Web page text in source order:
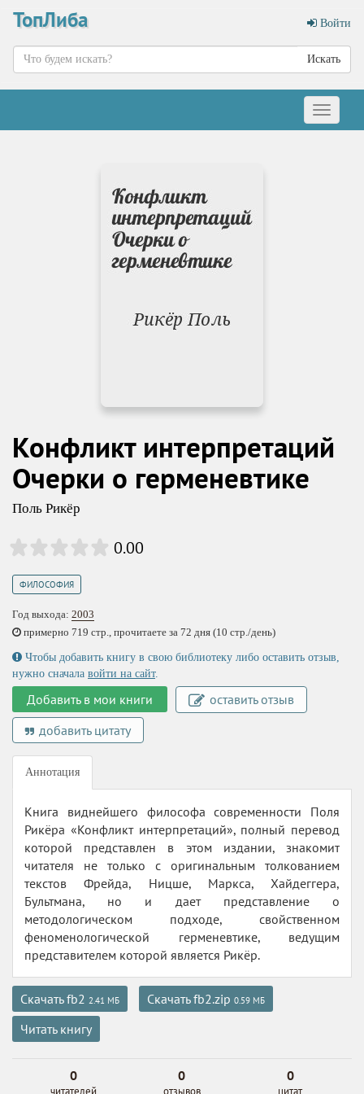
ТопЛиба Войти
Искать
Меню
Конфликт интерпретаций
Очерки о герменевтике
Поль Рикёр
0.00
ФИЛОСОФИЯ
Год выхода: 2003
примерно 719 стр., прочитаете за 72 дня (10 стр./день)
Чтобы добавить книгу в свою библиотеку либо оставить отзыв,
нужно сначала войти на сайт.
Добавить в мои книги
оставить отзыв
добавить цитату
Аннотация
Книга виднейшего философа современности Поля
Рикёра «Конфликт интерпретаций», полный перевод
которой представлен в этом издании, знакомит
читателя не только с оригинальным толкованием
текстов Фрейда, Ницше, Маркса, Хайдеггера,
Бультмана, но и дает представление о
методологическом подходе, свойственном
феноменологической герменевтике, ведущим
представителем которой является Рикёр.
Скачать fb2 2.41 МБ Скачать fb2.zip 0.59 МБ
Читать книгу
0
читателей
0
отзывов
0
цитат